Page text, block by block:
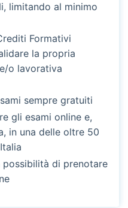
limitando al minimo
Formativi
la propria
o lavorativa
sempre gratuiti
gli esami online e,
in una delle oltre 50
possibilità di prenotare